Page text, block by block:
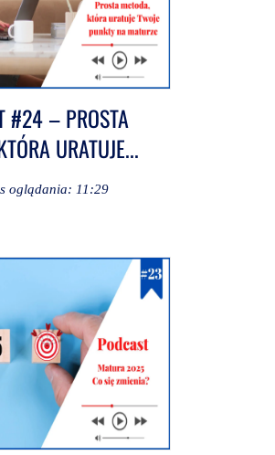
#24 – PROSTA
URATUJE...
oglądania: 11:29